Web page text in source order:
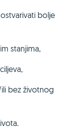
bolje
stanjima,
bez životnog